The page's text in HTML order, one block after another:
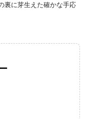
裏に芽生えた確かな手応